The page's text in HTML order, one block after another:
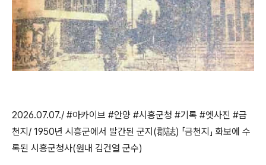
2026.07.07./ #아카이브 #안양 #시흥군청 #기록 #엣사진 #금
천지 / 1950년 시흥군에서 발간된 군지 (郡誌) 「금천지 」 화보에 수
록된 시흥군청사(원내 김건열 군수)